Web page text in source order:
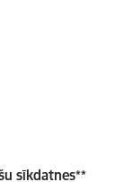
sīkdatnes**